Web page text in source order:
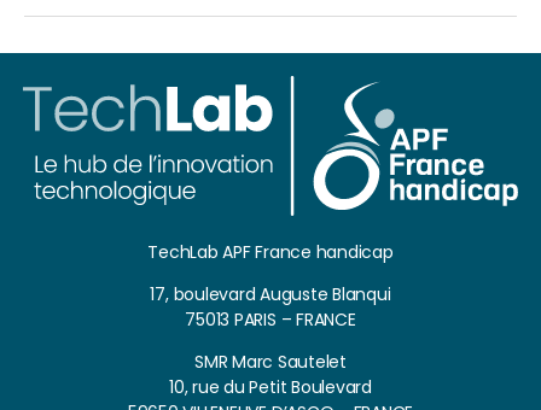
TechLab APF France handicap
17, boulevard Auguste Blanqui
75013 PARIS – FRANCE
SMR Marc Sautelet
10, rue du Petit Boulevard